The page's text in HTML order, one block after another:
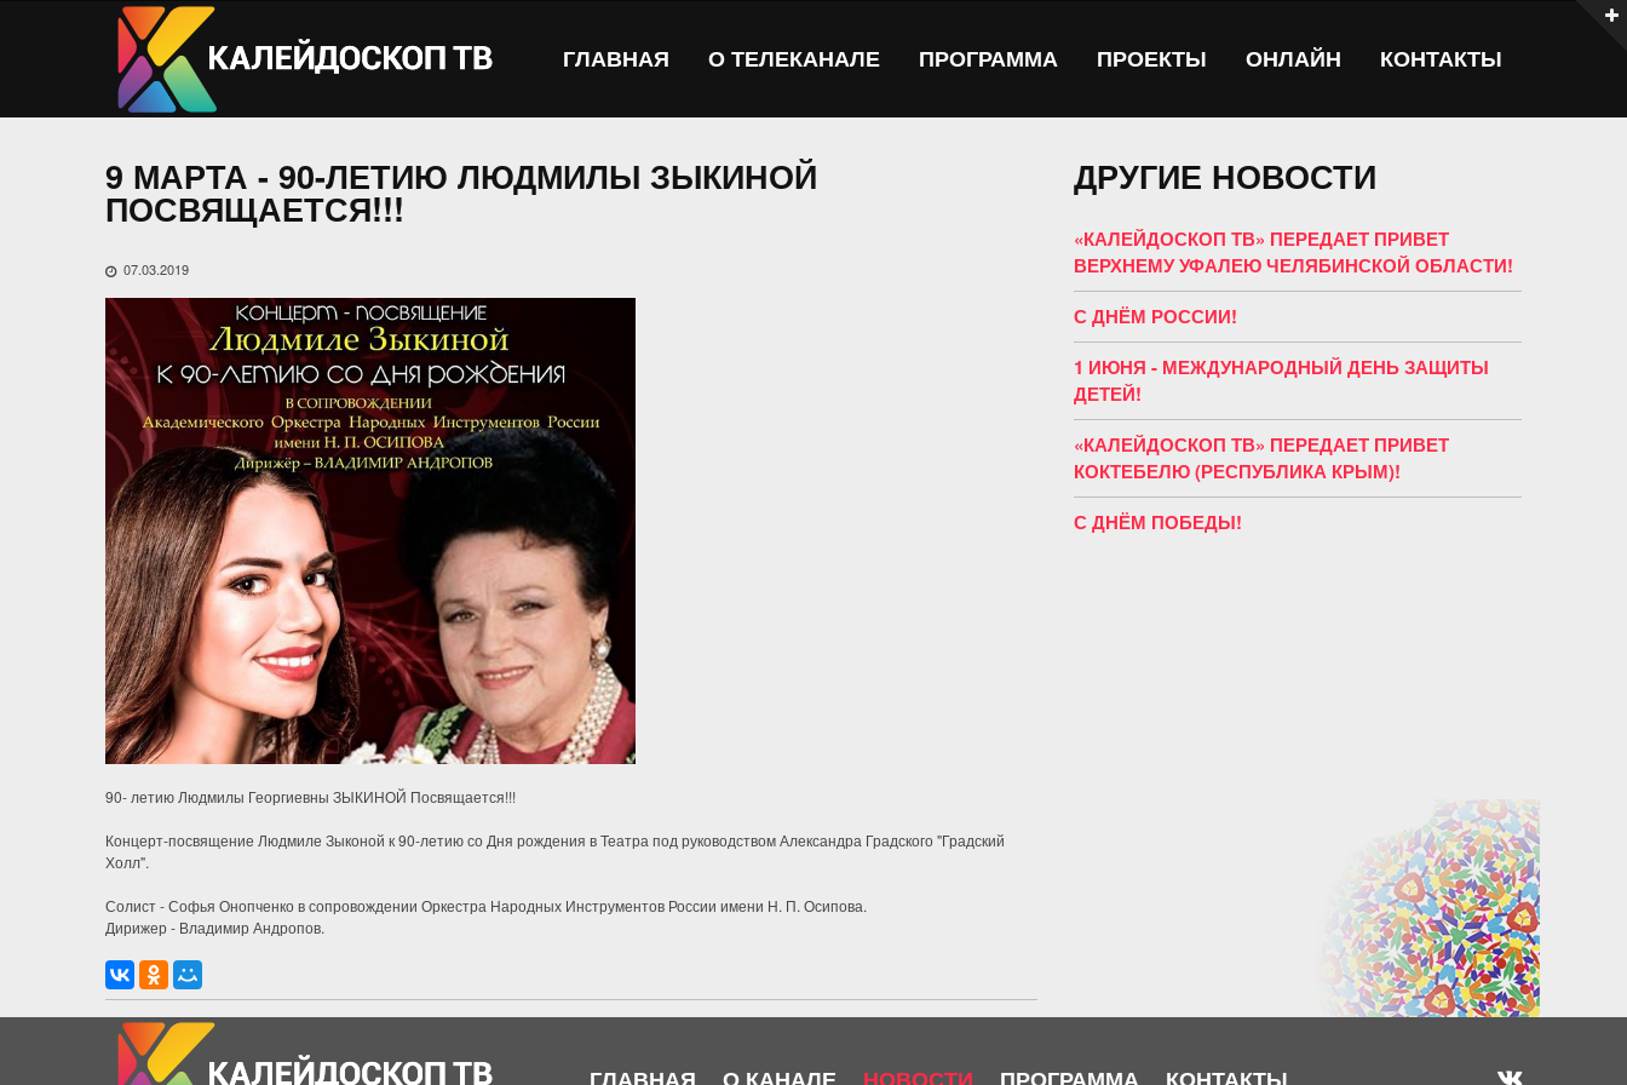
ГЛАВНАЯ О ТЕЛЕКАНАЛЕ ПРОГРАММА ПРОЕКТЫ ОНЛАЙН КОНТАКТЫ
9 МАРТА - 90-ЛЕТИЮ ЛЮДМИЛЫ ЗЫКИНОЙ
ПОСВЯЩАЕТСЯ!!!
07.03.2019
90- летию Людмилы Георгиевны ЗЫКИНОЙ Посвящается!!!
Концерт-посвящение Людмиле Зыконой к 90-летию со Дня рождения в Театра под руководством Александра Градского "Градский
Холл".
Солист - Софья Онопченко в сопровождении Оркестра Народных Инструментов России имени Н. П. Осипова.
Дирижер - Владимир Андропов.
ДРУГИЕ НОВОСТИ
«КАЛЕЙДОСКОП ТВ» ПЕРЕДАЕТ ПРИВЕТ
ВЕРХНЕМУ УФАЛЕЮ ЧЕЛЯБИНСКОЙ ОБЛАСТИ!
С ДНЁМ РОССИИ!
1 ИЮНЯ - МЕЖДУНАРОДНЫЙ ДЕНЬ ЗАЩИТЫ
ДЕТЕЙ!
«КАЛЕЙДОСКОП ТВ» ПЕРЕДАЕТ ПРИВЕТ
КОКТЕБЕЛЮ (РЕСПУБЛИКА КРЫМ)!
С ДНЁМ ПОБЕДЫ!